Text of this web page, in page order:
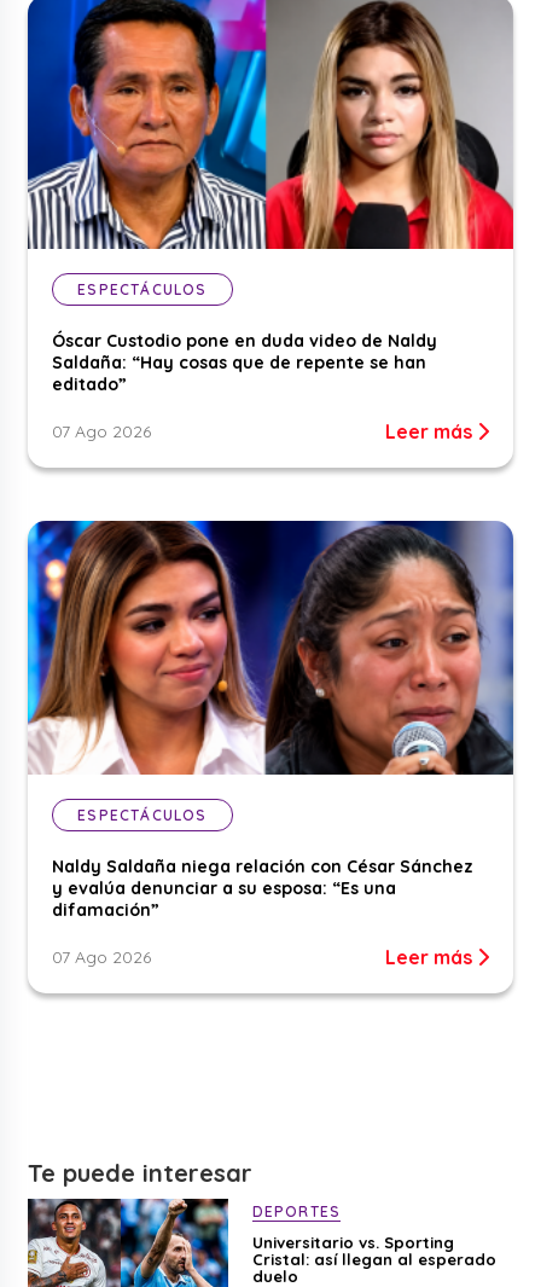
ESPECTÁCULOS
Óscar Custodio pone en duda video de Naldy
Saldaña: “Hay cosas que de repente se han
editado”
07 Ago 2026 Leer más
ESPECTÁCULOS
Naldy Saldaña niega relación con César Sánchez
y evalúa denunciar a su esposa: “Es una
difamación”
07 Ago 2026 Leer más
Te puede interesar
DEPORTES
Universitario vs. Sporting
Cristal: así llegan al esperado
duelo